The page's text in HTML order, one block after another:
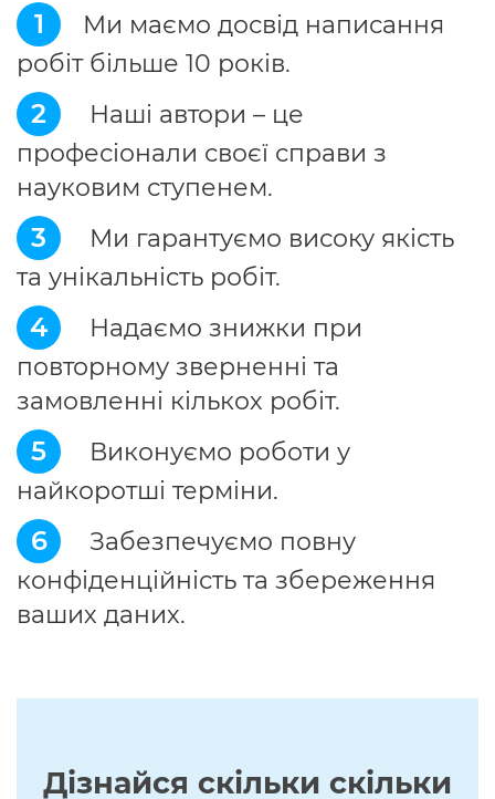
1
Ми маємо досвід написання
робіт більше 10 років.
2
Наші автори – це
професіонали своєї справи з
науковим ступенем.
3
Ми гарантуємо високу якість
та унікальність робіт.
4
Надаємо знижки при
повторному зверненні та
замовленні кількох робіт.
5
Виконуємо роботи у
найкоротші терміни.
6
Забезпечуємо повну
конфіденційність та збереження
ваших даних.
Дізнайся скільки скільки